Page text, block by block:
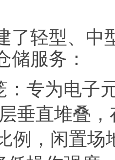
了轻型、中
储服务：
：专为电子
垂直堆叠
例，闲置场